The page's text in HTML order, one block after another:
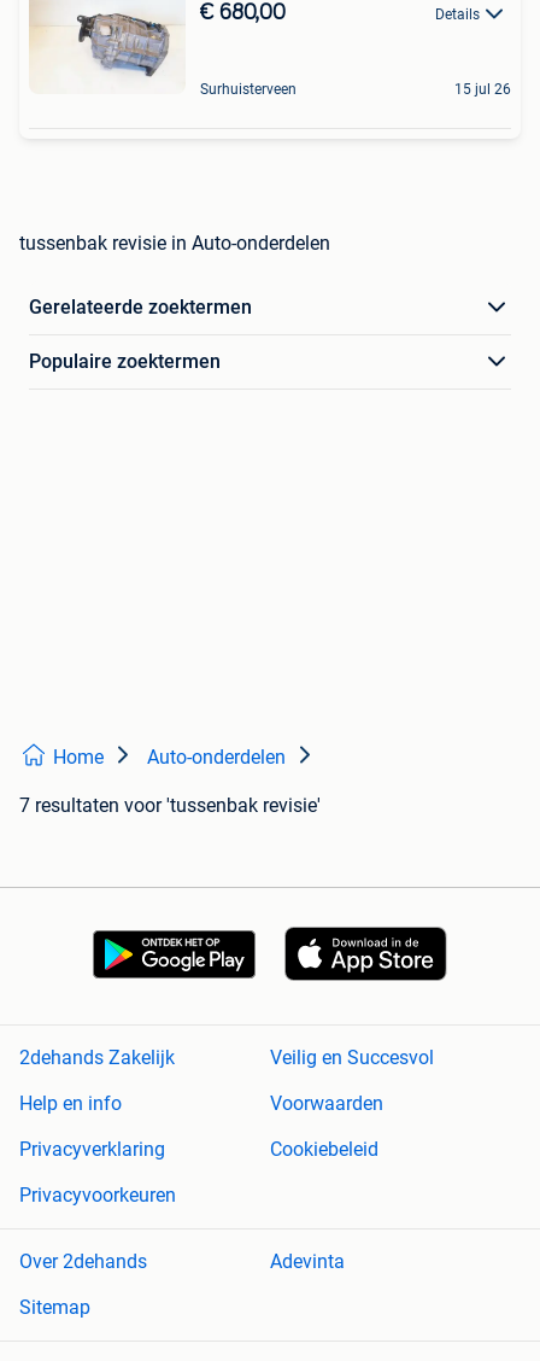
€ 680,00 Details
Surhuisterveen 15 jul 26
tussenbak revisie in Auto-onderdelen
Gerelateerde zoektermen
Populaire zoektermen
Home Auto-onderdelen
7 resultaten voor 'tussenbak revisie'
2dehands Zakelijk
Veilig en Succesvol
Help en info
Voorwaarden
Privacyverklaring
Cookiebeleid
Privacyvoorkeuren
Over 2dehands
Adevinta
Sitemap